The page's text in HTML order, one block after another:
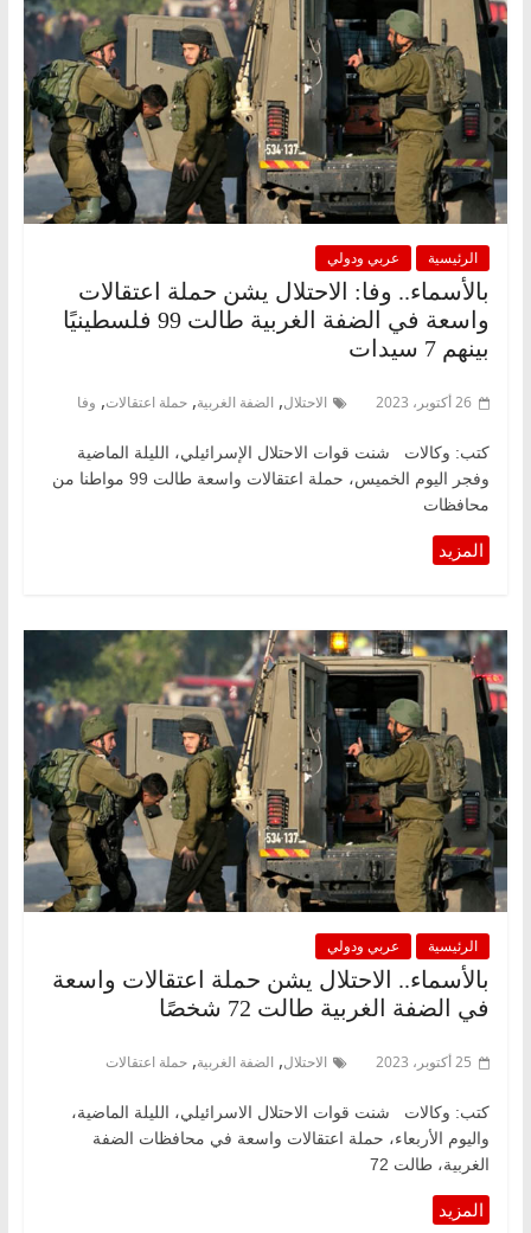
الرئيسية عربي ودولي
بالأسماء.. وفا: الاحتلال يشن حملة اعتقالات
واسعة في الضفة الغربية طالت 99 فلسطينيًا
بينهم 7 سيدات
26 أكتوبر، 2023 الاحتلال, الضفة الغربية, حملة اعتقالات, وفا
كتب: وكالات شنت قوات الاحتلال الإسرائيلي، الليلة الماضية
وفجر اليوم الخميس، حملة اعتقالات واسعة طالت 99 مواطنا من
محافظات
الرئيسية عربي ودولي
بالأسماء.. الاحتلال يشن حملة اعتقالات واسعة
في الضفة الغربية طالت 72 شخصًا
25 أكتوبر، 2023 الاحتلال, الضفة الغربية, حملة اعتقالات
كتب: وكالات شنت قوات الاحتلال الاسرائيلي، الليلة الماضية،
واليوم الأربعاء، حملة اعتقالات واسعة في محافظات الضفة
الغربية، طالت 72